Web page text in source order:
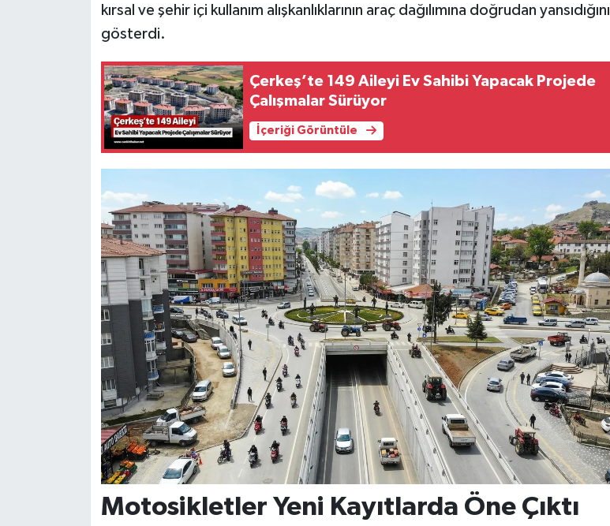
kırsal ve şehir içi kullanım alışkanlıklarının araç dağılımına doğrudan yansıdığını
gösterdi.
Çerkeş’te 149 Aileyi Ev Sahibi Yapacak Projede
Çalışmalar Sürüyor
İçeriği Görüntüle
Motosikletler Yeni Kayıtlarda Öne Çıktı